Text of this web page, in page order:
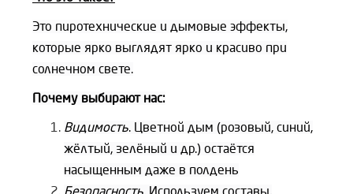
Это пиротехнические и дымовые эффекты,
которые ярко выглядят ярко и красиво при
солнечном свете.
Почему выбирают нас:
Видимость. Цветной дым (розовый, синий,
жёлтый, зелёный и др.) остаётся
насыщенным даже в полдень